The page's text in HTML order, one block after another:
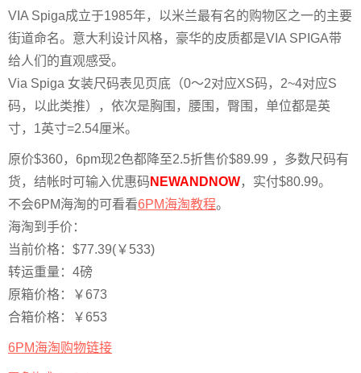
VIA Spiga成立于1985年，以米兰最有名的购物区之一的主要
街道命名。意大利设计风格，豪华的皮质都是VIA SPIGA带
给人们的直观感受。
Via Spiga 女装尺码表见页底（0～2对应XS码，2~4对应S
码，以此类推），依次是胸围，腰围，臀围，单位都是英
寸，1英寸=2.54厘米。
原价$360，6pm现2色都降至2.5折售价$89.99 ，多数尺码有
货，结帐时可输入优惠码 NEWANDNOW，实付$80.99。
不会6PM海淘的可看看6PM海淘教程。
海淘到手价：
当前价格：$77.39(￥533)
转运重量：4磅
原箱价格：￥673
合箱价格：￥653
6PM海淘购物链接